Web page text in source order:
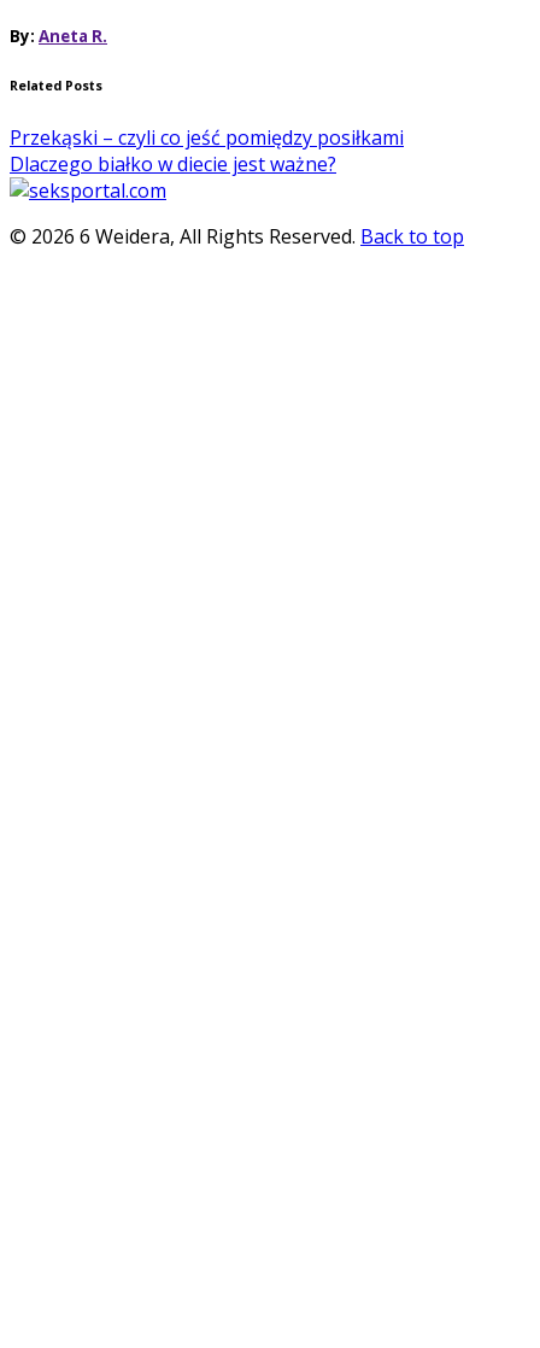
By: Aneta R.
Related Posts
Przekąski – czyli co jeść pomiędzy posiłkami
Dlaczego białko w diecie jest ważne?
© 2026 6 Weidera, All Rights Reserved. Back to top